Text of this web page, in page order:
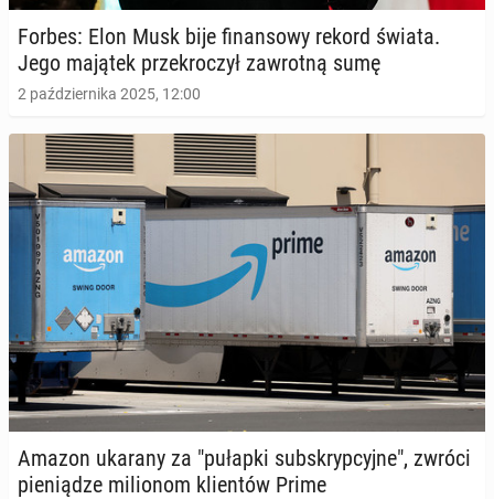
Forbes: Elon Musk bije fi­nan­so­wy rekord świata.
Jego majątek prze­kro­czył za­wrot­ną sumę
2 października 2025, 12:00
Amazon ukarany za "pułapki sub­skryp­cyj­ne", zwróci
pie­nią­dze mi­lio­nom klien­tów Prime